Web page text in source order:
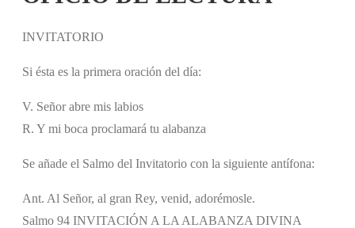
INVITATORIO
Si ésta es la primera oración del día:
V. Señor abre mis labios
R. Y mi boca proclamará tu alabanza
Se añade el Salmo del Invitatorio con la siguiente antífona:
Ant. Al Señor, al gran Rey, venid, adorémosle.
Salmo 94 INVITACIÓN A LA ALABANZA DIVINA